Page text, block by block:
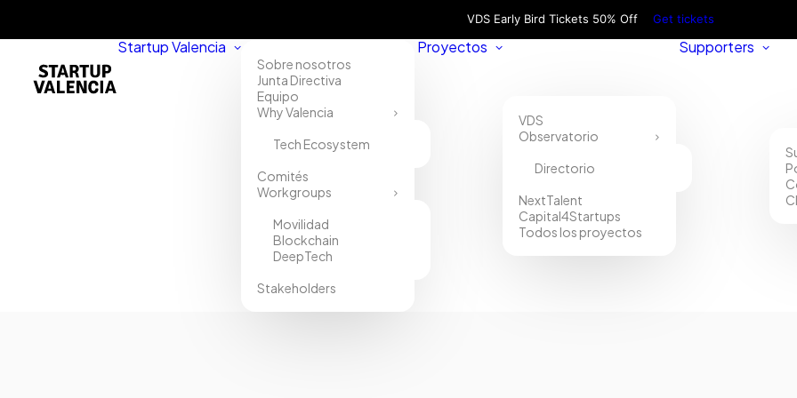
VDS Early Bird Tickets 50% Off Get tickets
Startup Valencia
Sobre nosotros
Junta Directiva
Equipo
Why Valencia
Tech Ecosystem
Comités
Workgroups
Movilidad
Blockchain
DeepTech
Stakeholders
Proyectos
VDS
Observatorio
Directorio
NextTalent
Capital4Startups
Todos los proyectos
Supporters